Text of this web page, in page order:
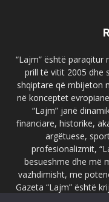
“Lajm” është paraqitur
prill të vitit 2005 dhe
shqiptare që mbijeton
në konceptet
“Lajm” janë
financiare, historike,
argëtuese,
profesionalizmit,
besueshme dhe më
vazhdimisht, me
Gazeta “Lajm” është